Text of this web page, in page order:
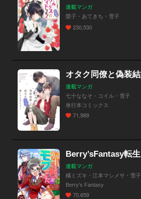
連載マンガ
螢子・あてきち・雪子
230,530
連載マンガ
七十ななそ・コイル・雪子
単行本コミックス
71,989
連載マンガ
橘ミズキ・江本マシメサ・雪子
Berry’s Fantasy
70,659